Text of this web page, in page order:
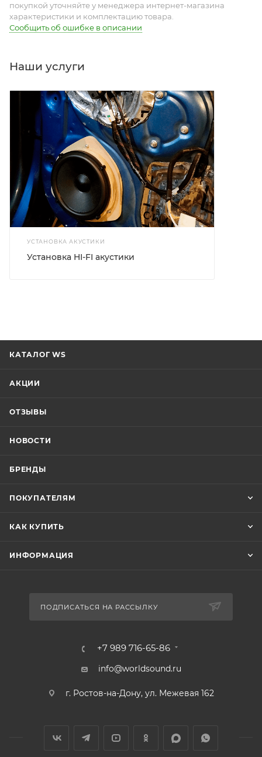
СООБЩИТЬ О НАЛИЧИИ
покупкой уточняйте у менеджера интернет-магазина
характеристики и комплектацию товара.
Сообщить об ошибке в описании
Наши услуги
УСТАНОВКА АКУСТИКИ
Установка HI-FI акустики
КАТАЛОГ WS
АКЦИИ
ОТЗЫВЫ
НОВОСТИ
БРЕНДЫ
ПОКУПАТЕЛЯМ
КАК КУПИТЬ
ИНФОРМАЦИЯ
ПОДПИСАТЬСЯ НА РАССЫЛКУ
+7 989 716-65-86
info@worldsound.ru
г. Ростов-на-Дону, ул. Межевая 162